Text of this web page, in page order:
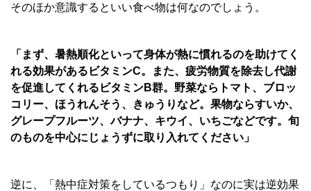
そのほか意識するといい食べ物は何なのでしょう。
「まず、暑熱順化といって身体が熱に慣れるのを助けてく
れる効果があるビタミンC。また、疲労物質を除去し代謝
を促進してくれるビタミンB群。野菜ならトマト、ブロッ
コリー、ほうれんそう、きゅうりなど。果物ならすいか、
グレープフルーツ、バナナ、キウイ、いちごなどです。旬
のものを中心にじょうずに取り入れてください」
逆に、「熱中症対策をしているつもり」なのに実は逆効果